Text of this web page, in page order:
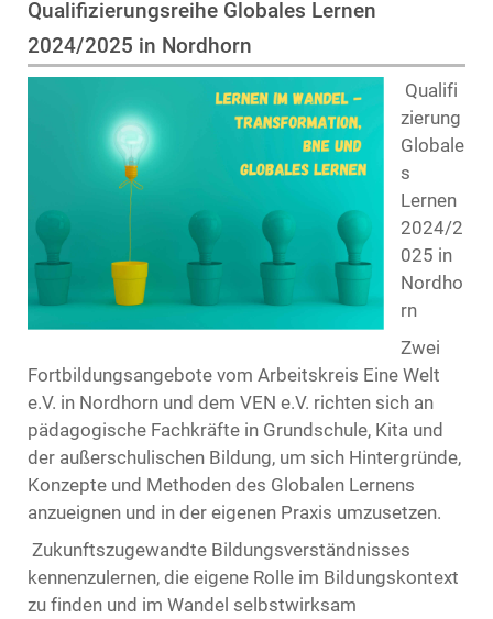
Qualifizierungsreihe Globales Lernen
2024/2025 in Nordhorn
Qualifi
zierung
Globale
s
Lernen
2024/2
025 in
Nordho
rn
Zwei
Fortbildungsangebote vom Arbeitskreis Eine Welt
e.V. in Nordhorn und dem VEN e.V. richten sich an
pädagogische Fachkräfte in Grundschule, Kita und
der außerschulischen Bildung, um sich Hintergründe,
Konzepte und Methoden des Globalen Lernens
anzueignen und in der eigenen Praxis umzusetzen.
Zukunftszugewandte Bildungsverständnisses
kennenzulernen, die eigene Rolle im Bildungskontext
zu finden und im Wandel selbstwirksam